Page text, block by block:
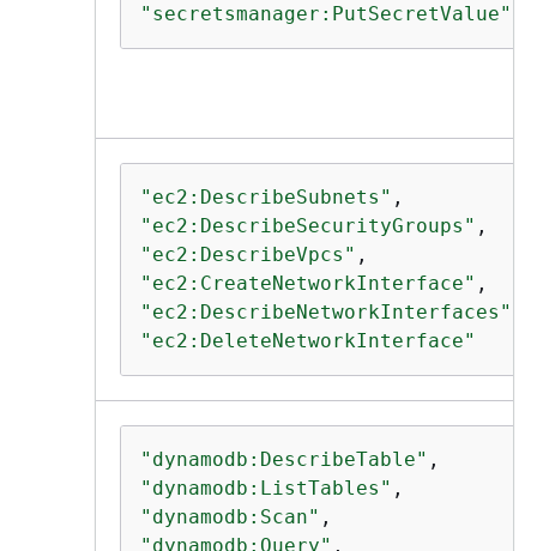
"secretsmanager:PutSecretValue"
"ec2:DescribeSubnets"
"ec2:DescribeSecurityGroups"
"ec2:DescribeVpcs"
"ec2:CreateNetworkInterface"
"ec2:DescribeNetworkInterfaces"
"ec2:DeleteNetworkInterface"
"dynamodb:DescribeTable"
"dynamodb:ListTables"
"dynamodb:Scan"
"dynamodb:Query"